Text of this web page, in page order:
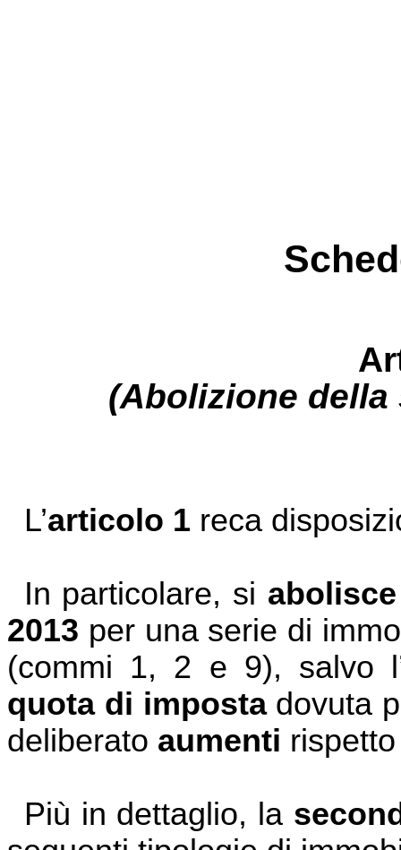
(Abolizione della
L’articolo 1 reca
In particolare, si
2013 per una serie di
(commi 1, 2 e 9), salvo
quota di impostadovuta
deliberato aumenti
Più in dettaglio, la